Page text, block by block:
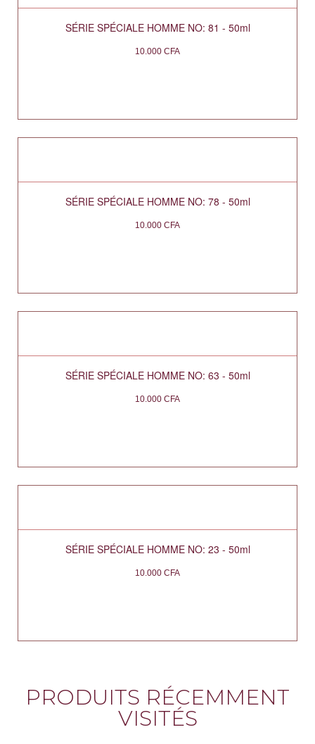
SÉRIE SPÉCIALE HOMME NO: 81 - 50ml
10.000 CFA
SÉRIE SPÉCIALE HOMME NO: 78 - 50ml
10.000 CFA
SÉRIE SPÉCIALE HOMME NO: 63 - 50ml
10.000 CFA
SÉRIE SPÉCIALE HOMME NO: 23 - 50ml
10.000 CFA
PRODUITS RÉCEMMENT
VISITÉS